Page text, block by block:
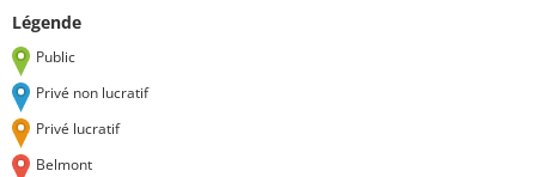
Légende
Public
Privé non lucratif
Privé lucratif
Belmont